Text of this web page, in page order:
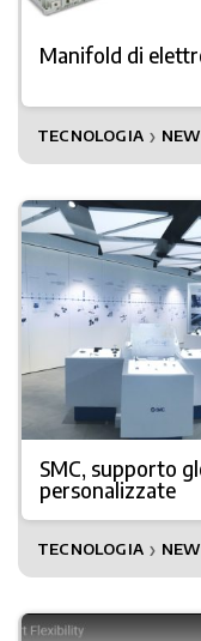
Manifold di
TECNOLOGIA ❯
SMC, supporto
personalizzate
TECNOLOGIA ❯